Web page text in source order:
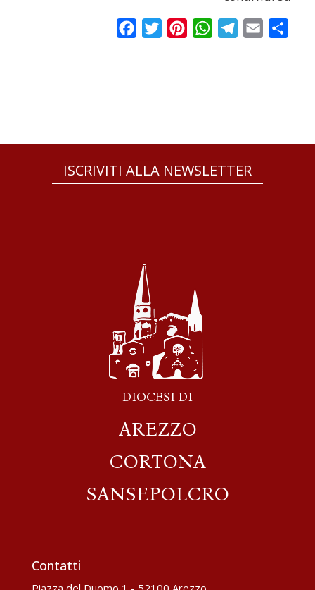
FacebookTwitterPinterestWhatsAppTelegram
Email
ISCRIVITI ALLA NEWSLETTER
DIOCESI DI
AREZZO
CORTONA
SANSEPOLCRO
Contatti